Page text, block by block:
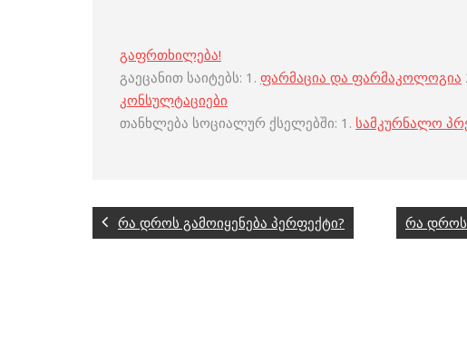
გაფრთხილება!
გაეცანით საიტებს: 1. ფარმაცია და ფარმაკოლოგია
კონსულტაციები
თანხლება სოციალურ ქსელებში: 1. სამკურნალო
რა დროს გამოიყენება პერფექტი? რა დროს